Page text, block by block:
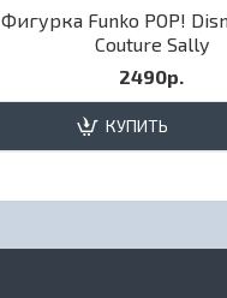
Фигурка Funko POP!
Couture Sally​
2490р.
КУПИТЬ